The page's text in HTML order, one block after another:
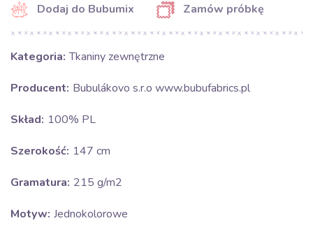
Dodaj do Bubumix Zamów próbkę
Kategoria: Tkaniny zewnętrzne
Producent: Bubulákovo s.r.o www.bubufabrics.pl
Skład: 100% PL
Szerokość: 147 cm
Gramatura: 215 g/m2
Motyw: Jednokolorowe